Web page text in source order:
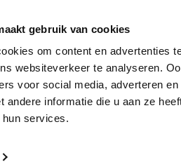
gebruik van cookies
om content en advertenties
websiteverkeer te analyseren.
voor social media, adverteren
andere informatie die u aan ze
services.
Tweedehands